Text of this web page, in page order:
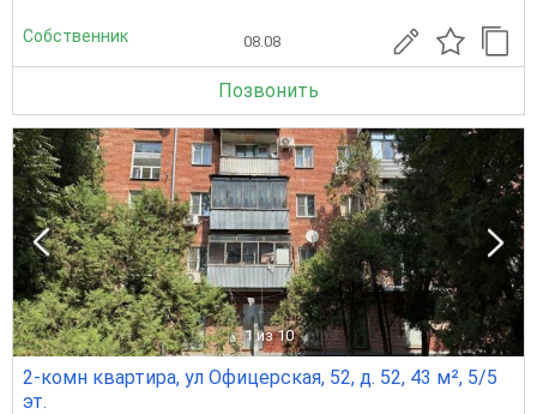
Собственник 08.08
Позвонить
1 из 10
2-комн квартира, ул Офицерская, 52, д. 52, 43 м², 5/5
эт.